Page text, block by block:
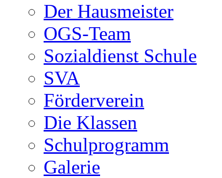
Der Hausmeister
OGS-Team
Sozialdienst Schule
SVA
Förderverein
Die Klassen
Schulprogramm
Galerie